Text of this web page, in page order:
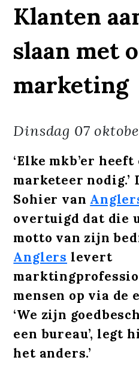
Klanten
slaan met
marketing
Dinsdag 07
‘Elke mkb’er
marketeer
Sohier van
overtuigd dat die
motto van zijn
Anglers levert
mensen op via de
‘We zijn
een bureau’, legt
het anders.’